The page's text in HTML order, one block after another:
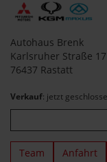
Autohaus Brenk
Karlsruher Straße 17
76437 Rastatt
Verkauf: jetzt
Team Anfahrt